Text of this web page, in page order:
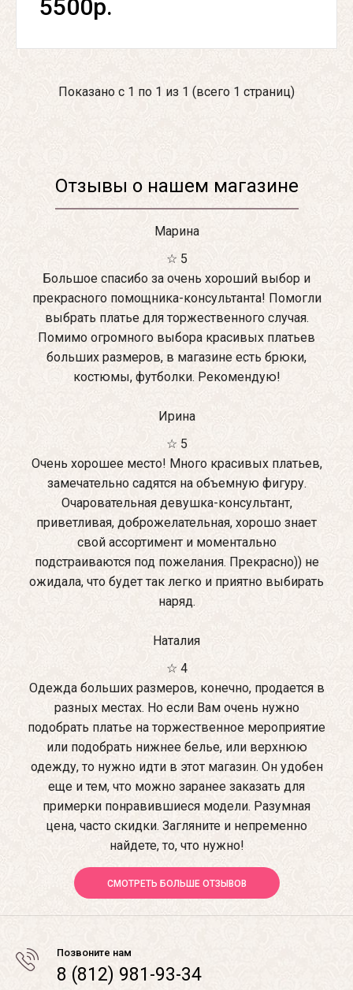
5500р.
Показано с 1 по 1 из 1 (всего 1 страниц)
Отзывы о нашем магазине
Марина
☆ 5
Большое спасибо за очень хороший выбор и
прекрасного помощника-консультанта! Помогли
выбрать платье для торжественного случая.
Помимо огромного выбора красивых платьев
больших размеров, в магазине есть брюки,
костюмы, футболки. Рекомендую!
Ирина
☆ 5
Очень хорошее место! Много красивых платьев,
замечательно садятся на объемную фигуру.
Очаровательная девушка-консультант,
приветливая, доброжелательная, хорошо знает
свой ассортимент и моментально
подстраиваются под пожелания. Прекрасно)) не
ожидала, что будет так легко и приятно выбирать
наряд.
Наталия
☆ 4
Одежда больших размеров, конечно, продается в
разных местах. Но если Вам очень нужно
подобрать платье на торжественное мероприятие
или подобрать нижнее белье, или верхнюю
одежду, то нужно идти в этот магазин. Он удобен
еще и тем, что можно заранее заказать для
примерки понравившиеся модели. Разумная
цена, часто скидки. Загляните и непременно
найдете, то, что нужно!
СМОТРЕТЬ БОЛЬШЕ ОТЗЫВОВ
Позвоните нам
8 (812) 981-93-34